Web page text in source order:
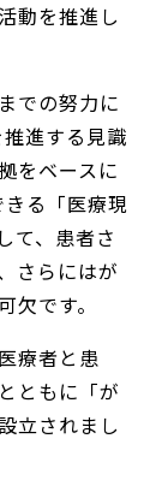
動を推進し
での努力に
進する見識
をベースに
る「医療現
て、患者さ
さらにはが
です。
療者と患
ともに「が
立されまし